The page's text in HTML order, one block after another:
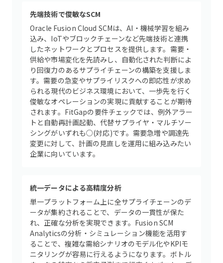
先端技術で俊敏なSCM
Oracle Fusion Cloud SCMは、AI・機械学習を組み
込み、IoTやブロックチェーンなど先端技術と連携
したネットワークとプロセスを提供します。需要・
供給や市場変化を先読みし、自動化された判断によ
り回復力のあるサプライチェーンの構築を支援しま
す。需要の急変やサプライリスクへの即応性が求め
られる現代のビジネス環境において、一歩先を行く
俊敏なオペレーションの実現に貢献することが期待
されます。FitGapの要件チェックでは、例外アラー
トと自動再計画起動、代替サプライヤ・マルチソー
シングがいずれも○(対応)です。需要急増や調達先
変更に対して、計画の見直しを運用に組み込みたい
企業に向いています。
統一データによる高精度分析
単一プラットフォーム上に全サプライチェーンのデ
ータが集約されることで、データの一貫性が保た
れ、正確な分析を実現できます。Fusion SCM
Analyticsの分析・シミュレーション機能を活用す
ることで、複雑な需給シナリオのモデル化やKPIモ
ニタリングが容易に行えるようになります。ボトル